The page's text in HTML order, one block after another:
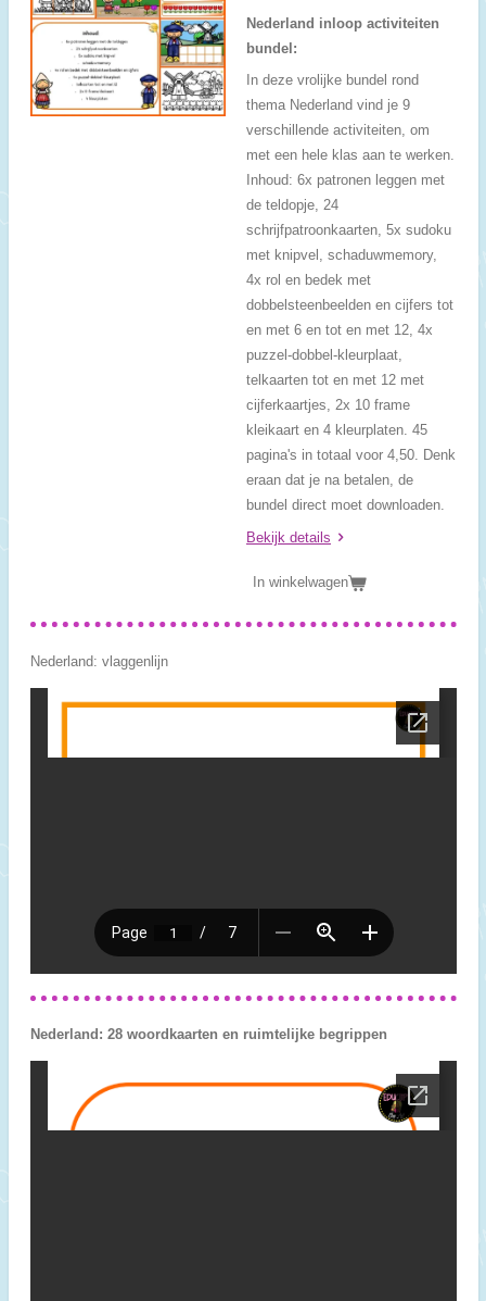
Nederland inloop activiteiten
bundel:
In deze vrolijke bundel rond
thema Nederland vind je 9
verschillende activiteiten, om
met een hele klas aan te werken.
Inhoud: 6x patronen leggen met
de teldopje, 24
schrijfpatroonkaarten, 5x sudoku
met knipvel, schaduwmemory,
4x rol en bedek met
dobbelsteenbeelden en cijfers tot
en met 6 en tot en met 12, 4x
puzzel-dobbel-kleurplaat,
telkaarten tot en met 12 met
cijferkaartjes, 2x 10 frame
kleikaart en 4 kleurplaten. 45
pagina's in totaal voor 4,50. Denk
eraan dat je na betalen, de
bundel direct moet downloaden.
Bekijk details
In winkelwagen
Nederland: vlaggenlijn
Nederland: 28 woordkaarten en ruimtelijke begrippen